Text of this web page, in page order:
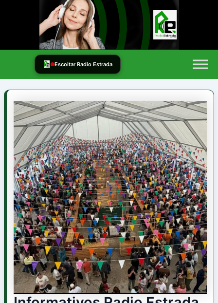
Escoitar Radio Estrada